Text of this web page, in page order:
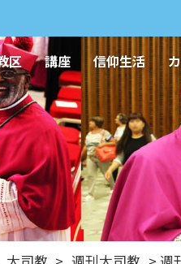
区 講座 信仰生活